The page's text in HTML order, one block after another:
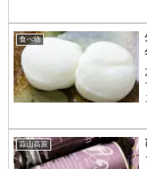
食べ物
蒜山高原